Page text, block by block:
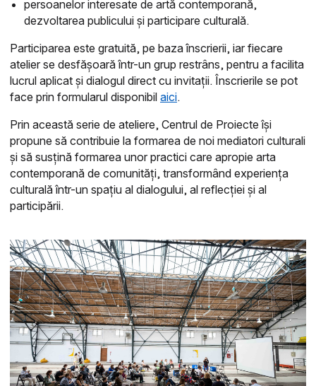
persoanelor interesate de artă contemporană,
dezvoltarea publicului și participare culturală.
Participarea este gratuită, pe baza înscrierii, iar fiecare
atelier se desfășoară într-un grup restrâns, pentru a facilita
lucrul aplicat și dialogul direct cu invitații. Înscrierile se pot
face prin formularul disponibil aici.
Prin această serie de ateliere, Centrul de Proiecte își
propune să contribuie la formarea de noi mediatori culturali
și să susțină formarea unor practici care apropie arta
contemporană de comunități, transformând experiența
culturală într-un spațiu al dialogului, al reflecției și al
participării.